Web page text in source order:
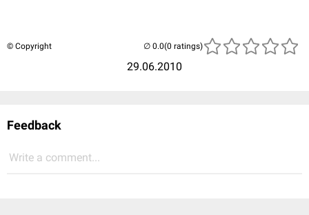
© Copyright
29.06.2010
(0 ratings)
Feedback
Write a comment...